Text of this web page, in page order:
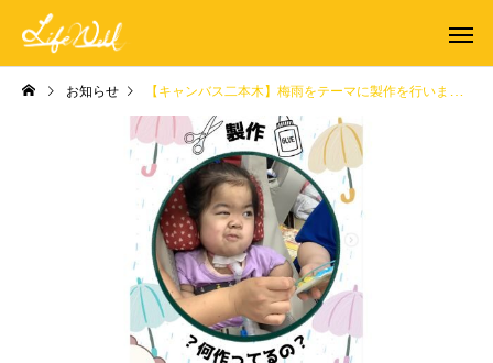
お知らせ 【キャンバス二本木】梅雨をテーマに製作を行いました！